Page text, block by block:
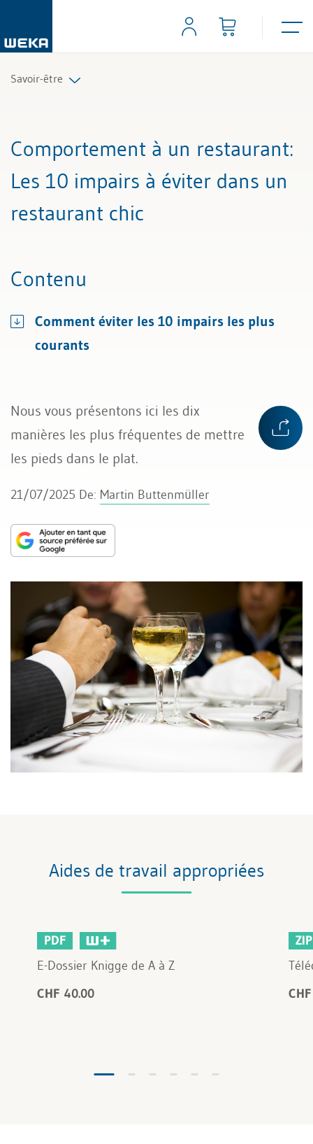
Savoir-être
Comportement à un restaurant:
Les 10 impairs à éviter dans un
restaurant chic
Contenu
Comment éviter les 10 impairs les plus
courants
Nous vous présentons ici les dix
manières les plus fréquentes de mettre
les pieds dans le plat.
21/07/2025 De: Martin Buttenmüller
Aides de travail appropriées
PDF
E-Dossier Knigge de A à Z
CHF 40.00
ZIP